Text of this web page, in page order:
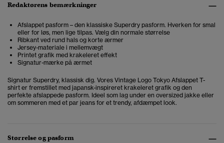
Redaktørens bemærkninger
Afslappet pasform – den klassiske Superdry pasform. Hverken for smal
eller for løs, men lige tilpas. Vælg din normale størrelse
Ribkant ved rund hals og korte ærmer
Jersey-materiale i mellemvægt
Printet grafik med krakeleret effekt
Signatur-mærke på ærmet
Signatur Superdry, klassisk dig. Vores Vintage Logo Tokyo Afslappet T-
shirt er fremstillet med japansk-inspireret krakeleret grafik og den
perfekte afslappede pasform. Ideel som lag under en oversized jakke eller
om sommeren med et par jeans for et trendy, afdæmpet look.
Størrelse og pasform